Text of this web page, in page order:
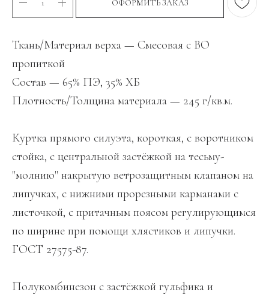
ОФОРМИТЬ ЗАКАЗ
Ткань/Материал верха — Смесовая с ВО
пропиткой
Состав — 65% ПЭ, 35% ХБ
Плотность/Толщина материала — 245 г/кв.м.
Куртка прямого силуэта, короткая, с воротником
стойка, с центральной застёжкой на тесьму-
"молнию" накрытую ветрозащитным клапаном на
липучках, с нижними прорезными карманами с
листочкой, с притачным поясом регулирующимся
по ширине при помощи хлястиков и липучки.
ГОСТ 27575-87.
Полукомбинезон с застёжкой гульфика и